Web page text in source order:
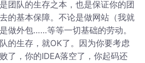
团队的生存之本，也是保证你的团
的基本保障。不论是做网站（我就
做外包……等等一切基础的劳动。
的生存，就OK了。因为你要考虑
了，你的IDEA落空了，你起码还